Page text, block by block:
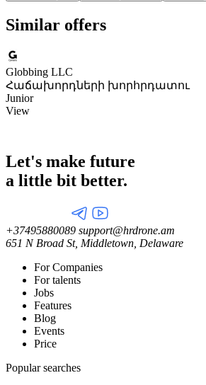
Similar offers
Globbing LLC
Հաճախորդների խորհրդատու
Junior
View
Let's make future
a little bit better.
+37495880089 support@hrdrone.am
651 N Broad St, Middletown, Delaware
For Companies
For talents
Jobs
Features
Blog
Events
Price
Popular searches